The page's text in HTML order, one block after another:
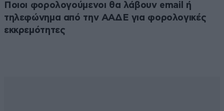
Ποιοι φορολογούμενοι θα λάβουν email ή
τηλεφώνημα από την ΑΑΔΕ για φορολογικές
εκκρεμότητες